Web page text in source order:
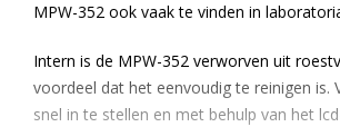
MPW-352 ook vaak te vinden in
Intern is de MPW-352 verworven uit
voordeel dat het eenvoudig te reinigen is.
snel in te stellen en met behulp van het